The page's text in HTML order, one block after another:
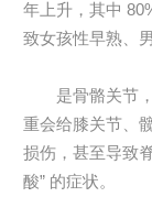
年上升，其中
致女孩性早熟、
是骨骼关节，
重会给膝关节、
损伤，甚至导致
酸” 的症状。